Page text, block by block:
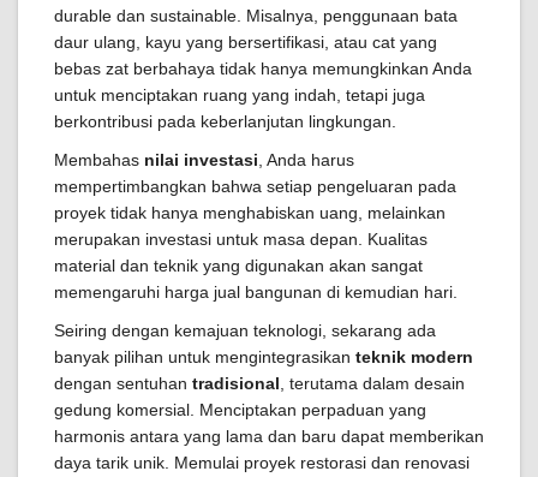
durable dan sustainable. Misalnya, penggunaan bata
daur ulang, kayu yang bersertifikasi, atau cat yang
bebas zat berbahaya tidak hanya memungkinkan Anda
untuk menciptakan ruang yang indah, tetapi juga
berkontribusi pada keberlanjutan lingkungan.
Membahas nilai investasi , Anda harus
mempertimbangkan bahwa setiap pengeluaran pada
proyek tidak hanya menghabiskan uang, melainkan
merupakan investasi untuk masa depan. Kualitas
material dan teknik yang digunakan akan sangat
memengaruhi harga jual bangunan di kemudian hari.
Seiring dengan kemajuan teknologi, sekarang ada
banyak pilihan untuk mengintegrasikan teknik modern
dengan sentuhan tradisional , terutama dalam desain
gedung komersial. Menciptakan perpaduan yang
harmonis antara yang lama dan baru dapat memberikan
daya tarik unik. Memulai proyek restorasi dan renovasi